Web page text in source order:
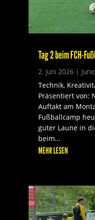
Tag 2 beim FCH-
2. Juni 2026|
Technik,
Präsentiert von:
Auftakt am
Fußballcamp
guter Laune in
beim...
MEHR LESEN